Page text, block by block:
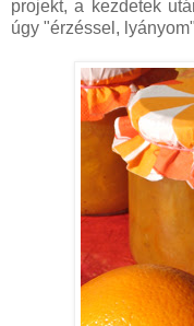
projekt, a kezdetek
úgy "érzéssel,